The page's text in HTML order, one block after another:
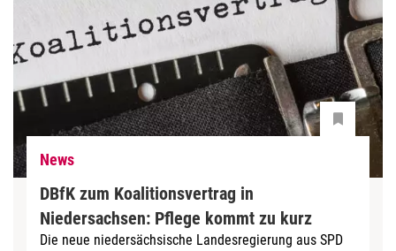
News
DBfK zum Koalitionsvertrag in
Niedersachsen: Pflege kommt zu kurz
Die neue niedersächsische Landesregierung aus SPD